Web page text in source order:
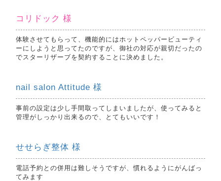
コリドック 様
体験させてもらって、機能的にはホットペッパービューティ
ーにしようと思ってたのですが、御社の対応が親切だったの
でスターリザーブを契約することに決めました。
nail salon Attitude 様
事前の設定は少し手間取ってしまいましたが、使ってみると
管理がしっかり出来るので、とてもいいです！
せせらぎ整体 様
電話予約との併用は難しそうですが、慣れるようにがんばっ
てみます